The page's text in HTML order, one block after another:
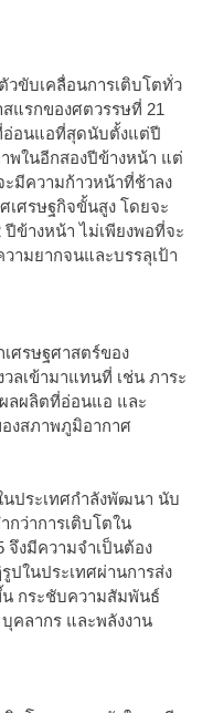
วขับเคลื่อนการเติบโตทั่ว
แรกของศตวรรษที่ 21
อ่อนแอที่สุดนับตั้งแต่ปี
พในอีกสองปีข้างหน้า แต่
มีความก้าวหน้าที่ช้าลง
เศรษฐกิจขั้นสูง โดยจะ
ข้างหน้า ไม่เพียงพอที่จะ
วามยากจนและบรรลุเป้า
รษฐศาสตร์ของ
ลเข้ามาแทนที่ เช่น ภาระ
ลผลิตที่อ่อนแอ และ
งสภาพภูมิอากาศ
ระเทศกำลังพัฒนา นับ
กว่าการเติบโตใน
จึงมีความจำเป็นต้อง
ในประเทศผ่านการส่ง
น กระชับความสัมพันธ์
บุคลากร และพลังงาน